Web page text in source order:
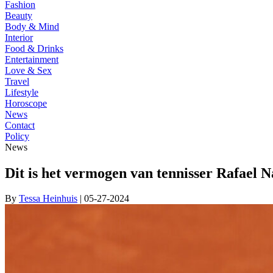
Fashion
Beauty
Body & Mind
Interior
Food & Drinks
Entertainment
Love & Sex
Travel
Lifestyle
Horoscope
News
Contact
Policy
News
Dit is het vermogen van tennisser Rafael
By Tessa Heinhuis | 05-27-2024